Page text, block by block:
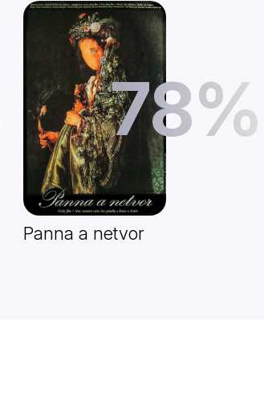
78%
Panna a netvor